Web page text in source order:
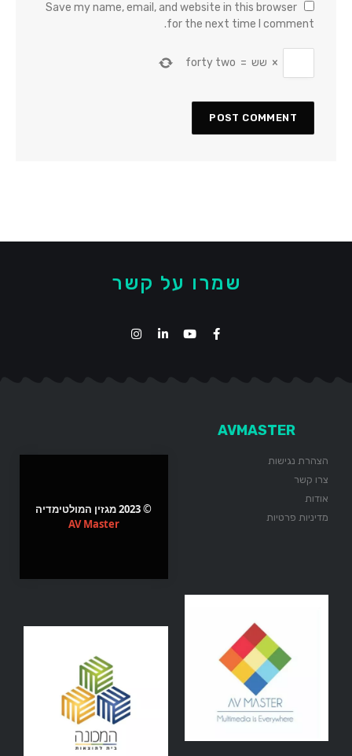
Save my name, email, and website in this browser
for the next time I comment.
× שש =
forty two
שמרו על קשר
AVMASTER
הצהרת נגישות
צרו קשר
אודות
מדיניות פרטיות
© 2023 מגזין המולטימדיה
AV Master